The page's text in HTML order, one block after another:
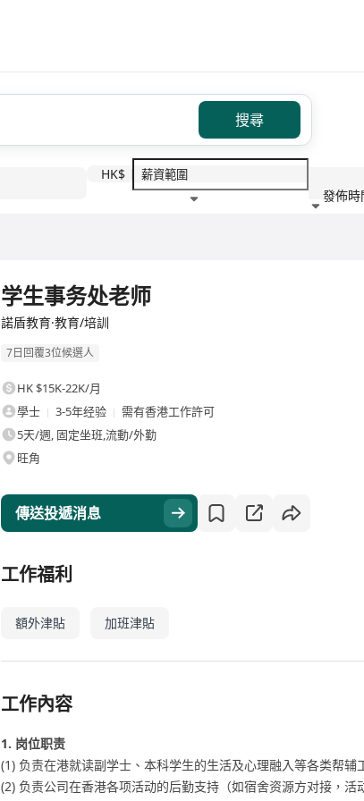
搜尋
HK$
發佈時
学生事务处老师
諾盾教育·教育/培訓
7日回覆3位候選人
HK $15K-22K/月
學士
3-5年经验
需有香港工作許可
5天/週, 固定坐班,流動/外勤
旺角
傳送投遞消息
工作福利
額外津貼 加班津貼
工作內容
1. 岗位职责
(1) 负责在港就读副学士、本科学生的生活及心理融入等各类帮辅
(2) 负责公司在香港各项活动的后勤支持（如宿舍资源方对接，活